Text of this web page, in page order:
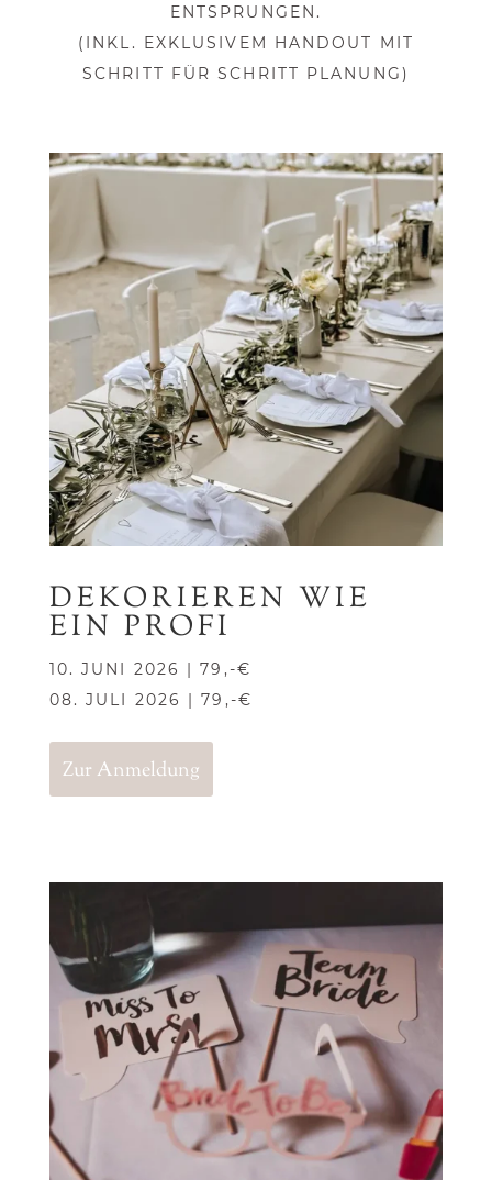
ENTSPRUNGEN.
(INKL. EXKLUSIVEM HANDOUT MIT
SCHRITT FÜR SCHRITT PLANUNG)
DEKORIEREN WIE
EIN PROFI
10. JUNI 2026 | 79,-€
08. JULI 2026 | 79,-€
Zur Anmeldung